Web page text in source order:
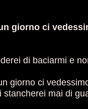
giorno ci
di baciarmi e
giorno ci
stancherei mai di